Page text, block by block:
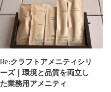
Re:クラフトアメニティシリ
ーズ｜環境と品質を両立し
た業務用アメニティ